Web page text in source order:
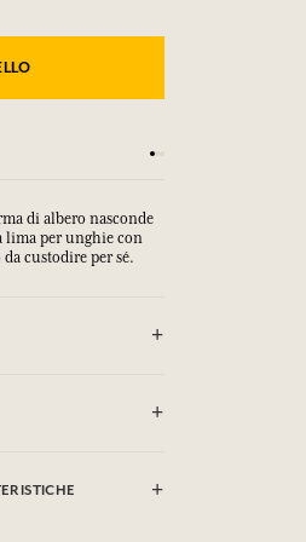
di albero nasconde
lima per unghie con
custodire per sé.
Acid, Stearic
Prunus Amygdalus